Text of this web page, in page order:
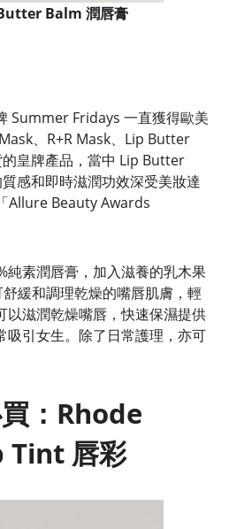
Balm 潤唇膏
Summer Fridays 一直獲得歐美
、R+R Mask、Lip Butter
皇牌產品，當中 Lip Butter
感和即時滋潤功效深受美妝達
Allure Beauty Awards
素潤唇膏，加入滋養的乳木果
緩和調理乾燥的嘴唇肌膚，輕
以滋潤乾燥嘴唇，快速保濕提供
吸引女生。除了日常護理，亦可
：Rhode
Tint 唇彩